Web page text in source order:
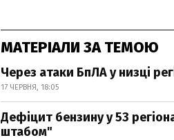
МАТЕРІАЛИ ЗА ТЕМОЮ
Через атаки БпЛА у низці
17 ЧЕРВНЯ, 18:05
Дефіцит бензину у 53
штабом"